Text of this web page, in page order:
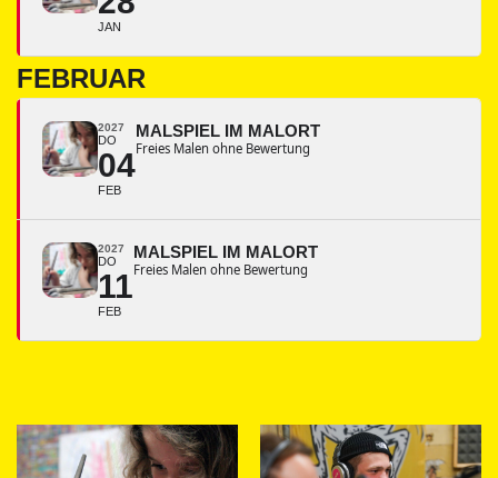
JAN
FEBRUAR
2027
DO
04
FEB
MALSPIEL IM MALORT
Freies Malen ohne Bewertung
2027
DO
11
FEB
MALSPIEL IM MALORT
Freies Malen ohne Bewertung